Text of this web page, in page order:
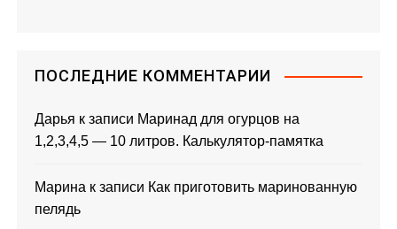
ПОСЛЕДНИЕ КОММЕНТАРИИ
Дарья к записи Маринад для огурцов на
1,2,3,4,5 — 10 литров. Калькулятор-памятка
Марина к записи Как приготовить маринованную
пелядь